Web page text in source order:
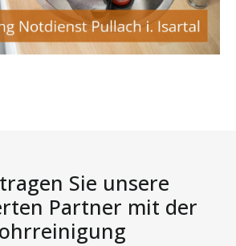
Sie unsere
Partner mit der